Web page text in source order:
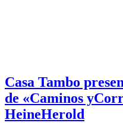
Casa Tambo
de «Caminos
HeineHerold